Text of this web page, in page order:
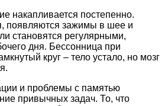
накапливается постепенно.
появляются зажимы в шее и
становятся регулярными,
дня. Бессонница при
круг – тело устало, но мозг
и проблемы с памятью
привычных задач. То, что